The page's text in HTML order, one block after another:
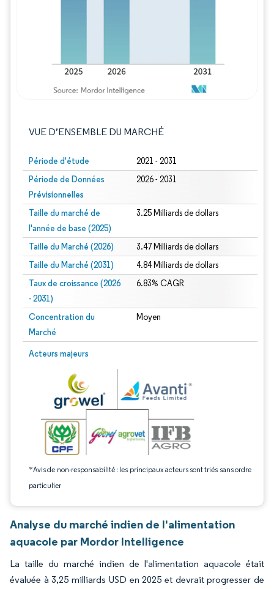
VUE D’ENSEMBLE DU MARCHÉ
Période d'étude 2021 - 2031
Période de Données
Prévisionnelles
2026 - 2031
Taille du marché de
l'année de base (2025)
3.25 Milliards de dollars
Taille du Marché (2026) 3.47 Milliards de dollars
Taille du Marché (2031) 4.84 Milliards de dollars
Taux de croissance (2026
- 2031)
6.83% CAGR
Concentration du
Marché
Moyen
Acteurs majeurs
*Avis de non-responsabilité : les principaux acteurs sont triés sans ordre
particulier
Image © Mordor Intelligence. La réutilisation nécessite une attribution sous CC
Analyse du marché indien de l'alimentation
aquacole par Mordor Intelligence
La taille du marché indien de l'alimentation aquacole était
évaluée à 3,25 milliards USD en 2025 et devrait progresser de